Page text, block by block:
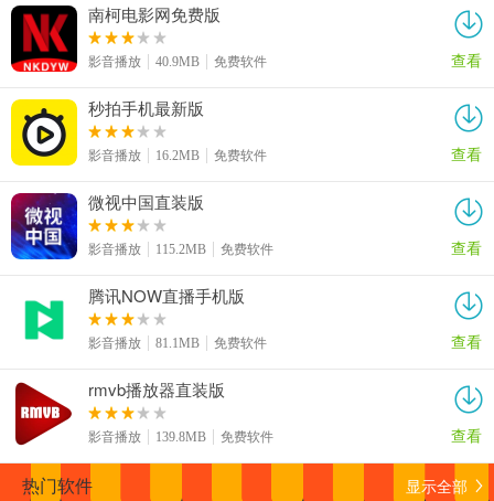
南柯电影网免费版
影音播放 40.9MB 免费软件 查看
秒拍手机最新版
影音播放 16.2MB 免费软件 查看
微视中国直装版
影音播放 115.2MB 免费软件 查看
腾讯NOW直播手机版
影音播放 81.1MB 免费软件 查看
rmvb播放器直装版
影音播放 139.8MB 免费软件 查看
热门软件 显示全部